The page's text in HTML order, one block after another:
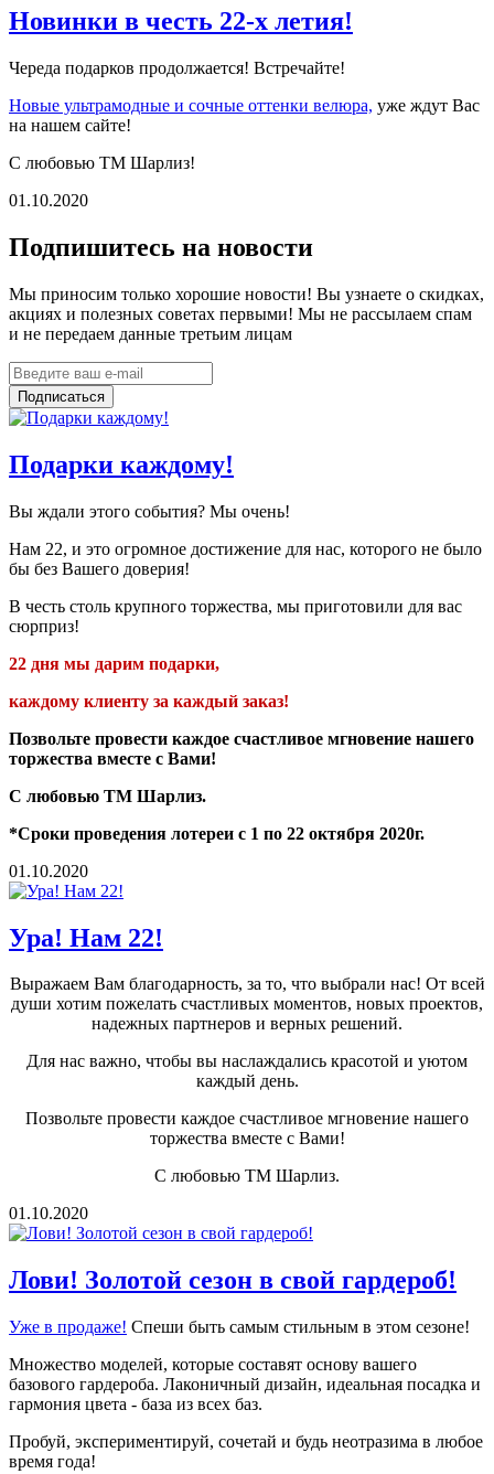
Новинки в честь 22-х летия!
Череда подарков продолжается! Встречайте!
Новые ультрамодные и сочные оттенки велюра, уже ждут Вас
на нашем сайте!
С любовью ТМ Шарлиз!
01.10.2020
Подпишитесь на новости
Мы приносим только хорошие новости! Вы узнаете о скидках,
акциях и полезных советах первыми! Мы не рассылаем спам
и не передаем данные третьим лицам
Подписаться
Подарки каждому!
Вы ждали этого события? Мы очень!
Нам 22, и это огромное достижение для нас, которого не было
бы без Вашего доверия!
В честь столь крупного торжества, мы приготовили для вас
сюрприз!
22 дня мы дарим подарки,
каждому клиенту за каждый заказ!
Позвольте провести каждое счастливое мгновение нашего
торжества вместе с Вами!
С любовью ТМ Шарлиз.
*Сроки проведения лотереи с 1 по 22 октября 2020г.
01.10.2020
Ура! Нам 22!
Выражаем Вам благодарность, за то, что выбрали нас! От всей
души хотим пожелать счастливых моментов, новых проектов,
надежных партнеров и верных решений.
Для нас важно, чтобы вы наслаждались красотой и уютом
каждый день.
Позвольте провести каждое счастливое мгновение нашего
торжества вместе с Вами!
С любовью ТМ Шарлиз.
01.10.2020
Лови! Золотой сезон в свой гардероб!
Уже в продаже! Спеши быть самым стильным в этом сезоне!
Множество моделей, которые составят основу вашего
базового гардероба. Лаконичный дизайн, идеальная посадка и
гармония цвета - база из всех баз.
Пробуй, экспериментируй, сочетай и будь неотразима в любое
время года!